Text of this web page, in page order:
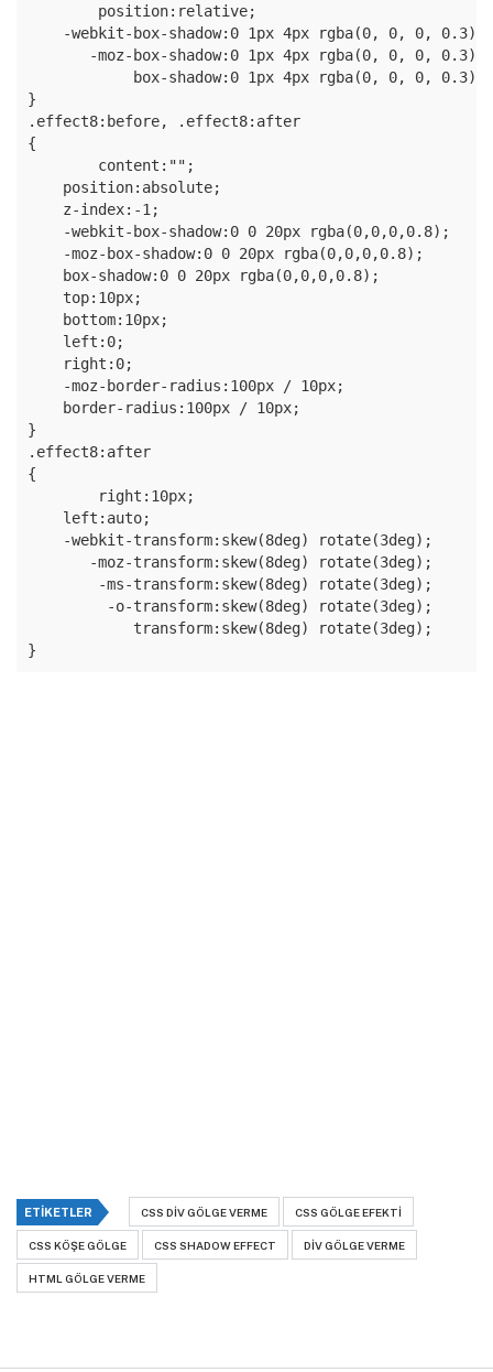
-webkit-box-shadow:0 1px 4px rgba(0, 0, 0,
-moz-box-shadow:0 1px 4px rgba(0, 0, 0,
box-shadow:0 1px 4px rgba(0, 0, 0,
}
.effect8:before, .effect8:after
{
    position:absolute;
    z-index:-1;
    -webkit-box-shadow:0 0 20px rgba(0,0,0,0.8);
    -moz-box-shadow:0 0 20px rgba(0,0,0,0.8);
    box-shadow:0 0 20px rgba(0,0,0,0.8);
    top:10px;
    bottom:10px;
    left:0;
    right:0;
    -moz-border-radius:100px / 10px;
    border-radius:100px / 10px;
}
.effect8:after
{
    left:auto;
    -webkit-transform:skew(8deg) rotate(3deg);
       -moz-transform:skew(8deg) rotate(3deg);
        -ms-transform:skew(8deg) rotate(3deg);
         -o-transform:skew(8deg) rotate(3deg);
            transform:skew(8deg) rotate(3deg);
}
ETIKETLER CSS DIV GÖLGE VERME CSS GÖLGE EFEKTI
CSS KÖŞE GÖLGE CSS SHADOW EFFECT DIV GÖLGE VERME
HTML GÖLGE VERME